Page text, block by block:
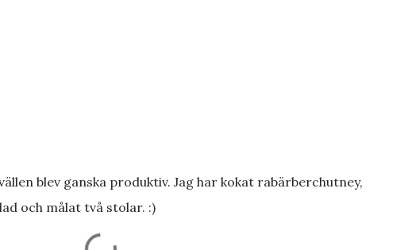
blev ganska produktiv. Jag har kokat rabärberchutney,
och målat två stolar. :)